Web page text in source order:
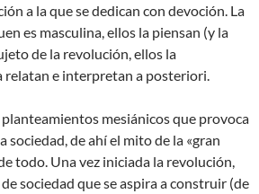
a la que se dedican con devoción. La
es masculina, ellos la piensan (y la
de la revolución, ellos la
relatan e interpretan a posteriori.
mesiánicos que provoca
sociedad, de ahí el mito de la «gran
todo. Una vez iniciada la revolución,
sociedad que se aspira a construir (de